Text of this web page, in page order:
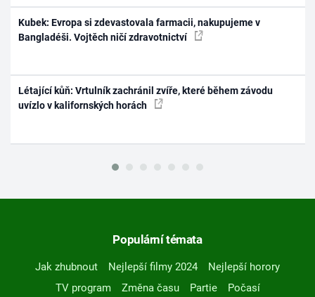
Kubek: Evropa si zdevastovala farmacii, nakupujeme v
Bangladéši. Vojtěch ničí zdravotnictví
Létající kůň: Vrtulník zachránil zvíře, které během závodu
uvízlo v kalifornských horách
Populární témata
Jak zhubnout Nejlepší filmy 2024
Nejlepší horory
TV program
Změna času Partie
Počasí